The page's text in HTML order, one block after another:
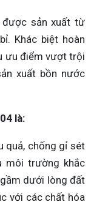
được sản xuất từ
Khác biệt hoàn
ưu điểm vượt trội
xuất bồn nước
là:
quả, chống gỉ sét
môi trường khắc
dưới lòng đất
với các chất hóa